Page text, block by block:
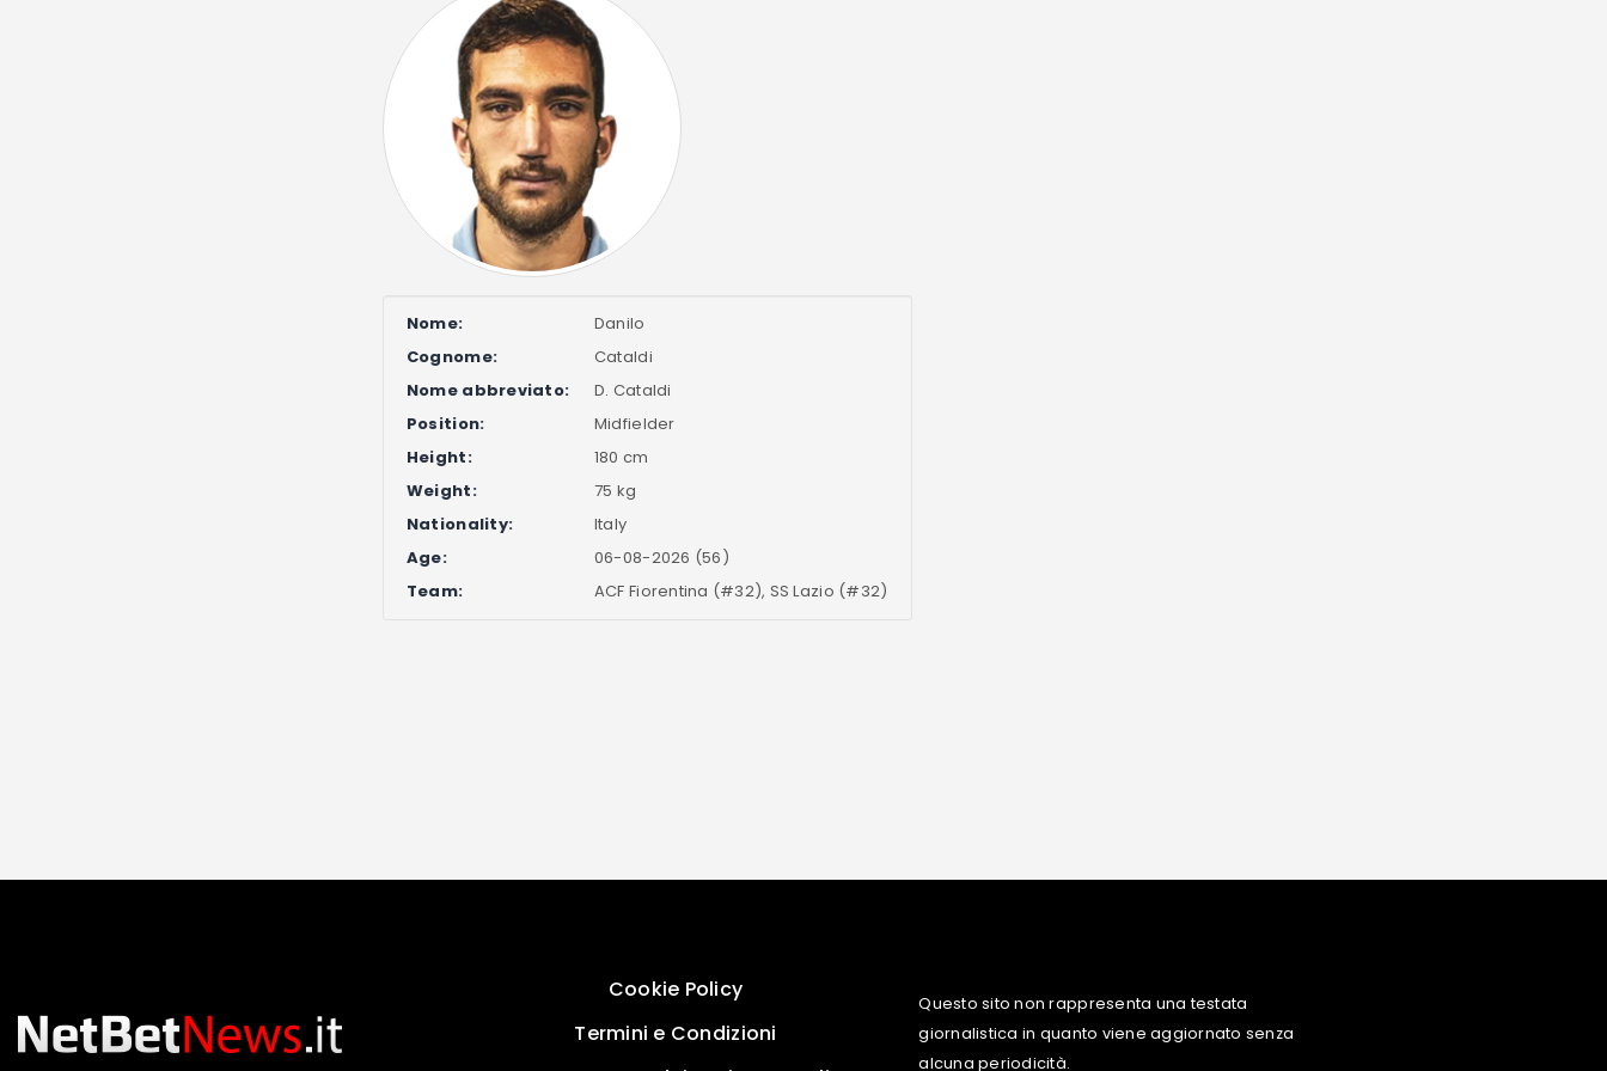
Nome:
Danilo
Cognome:
Cataldi
Nome abbreviato:
D. Cataldi
Position:
Midfielder
Height:
180 cm
Weight:
75 kg
Nationality:
Italy
Age:
06-08-2026 (56)
Team:
ACF Fiorentina (#32), SS Lazio (#32)
Cookie Policy
Termini e Condizioni
Questo sito non rappresenta una testata
giornalistica in quanto viene aggiornato senza
alcuna periodicità.